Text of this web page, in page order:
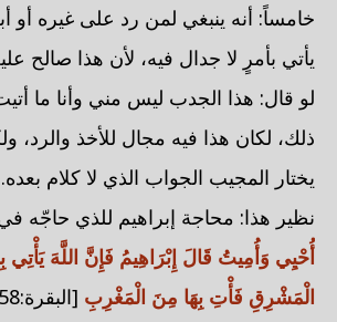
خامساً: أنه ينبغي لمن رد على غيره أو
يأتي بأمرٍ لا جدال فيه، لأن هذا صالح
لو قال: هذا الجدب ليس مني وأنا ما
ذلك، لكان هذا فيه مجال للأخذ والرد،
يختار المجيب الجواب الذي لا كلام بعده.
نظير هذا: محاجة إبراهيم للذي حاجّه في
أُحْيِي وَأُمِيتُ قَالَ إِبْرَاهِيمُ فَإِنَّ اللَّهَ
الْمَشْرِقِ فَأْتِ بِهَا مِنَ الْمَغْرِبِ